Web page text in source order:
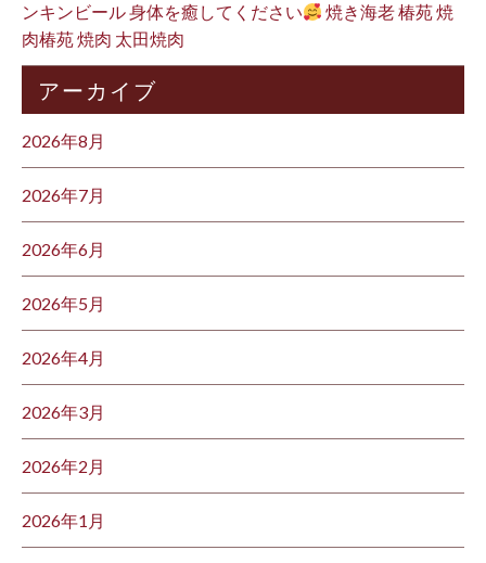
ンキンビール 身体を癒してください
焼き海老 椿苑 焼
肉椿苑 焼肉 太田焼肉
アーカイブ
2026年8月
2026年7月
2026年6月
2026年5月
2026年4月
2026年3月
2026年2月
2026年1月